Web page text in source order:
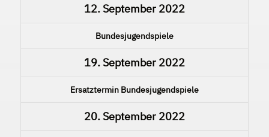
12. September 2022
Bundesjugendspiele
19. September 2022
Ersatztermin Bundesjugendspiele
20. September 2022